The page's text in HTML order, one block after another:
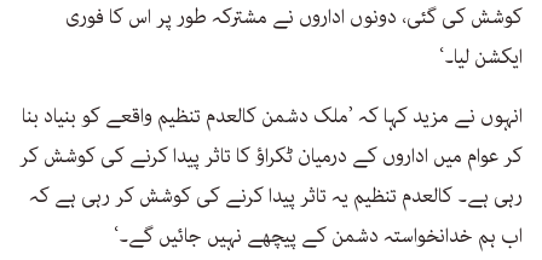
کوشش کی گئی، دونوں اداروں نے مشترکہ طور پر اس کا فوری
ایکشن لیا۔‘
انہوں نے مزید کہا کہ ’ملک دشمن کالعدم تنظیم واقعے کو بنیاد بنا
کر عوام میں اداروں کے درمیان ٹکراؤ کا تاثر پیدا کرنے کی کوشش کر
رہی ہے۔ کالعدم تنظیم یہ تاثر پیدا کرنے کی کوشش کر رہی ہے کہ
اب ہم خدانخواستہ دشمن کے پیچھے نہیں جائیں گے۔‘